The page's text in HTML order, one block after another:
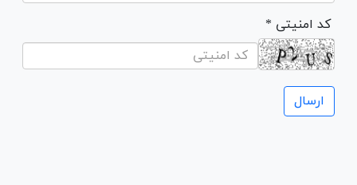
* کد امنیتی